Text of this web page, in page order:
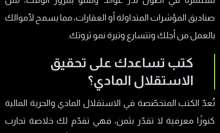
صناديق المؤشرات المتداولة أو العقارات، مما يسمح لأموالك
بالعمل من أجلك وتتسارع وتيرة نمو ثروتك.
كتب تساعدك على تحقيق
الاستقلال المادي؟
تُعدّ الكتب المتخصّصة في الاستقلال المادي والحرية المالية
كنوزًا معرفية لا تقدّر بثمن، فهي تقدّم لك خلاصة تجارب